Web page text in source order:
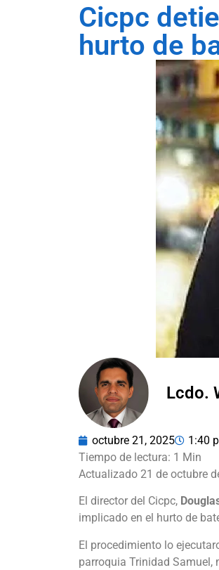
Cicpc
hurto de
Lcdo.
octubre 21, 2025 1:40
Actualizado 21 de octubre
El director del Cicpc,
implicado en el hurto de
El procedimiento lo
parroquia Trinidad Samuel,